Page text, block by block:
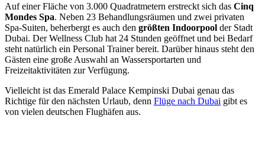
Auf einer Fläche von 3.000 Quadratmetern erstreckt sich das Cinq
Mondes Spa. Neben 23 Behandlungsräumen und zwei privaten
Spa-Suiten, beherbergt es auch den größten Indoorpool der Stadt
Dubai. Der Wellness Club hat 24 Stunden geöffnet und bei Bedarf
steht natürlich ein Personal Trainer bereit. Darüber hinaus steht den
Gästen eine große Auswahl an Wassersportarten und
Freizeitaktivitäten zur Verfügung.
Vielleicht ist das Emerald Palace Kempinski Dubai genau das
Richtige für den nächsten Urlaub, denn Flüge nach Dubai gibt es
von vielen deutschen Flughäfen aus.